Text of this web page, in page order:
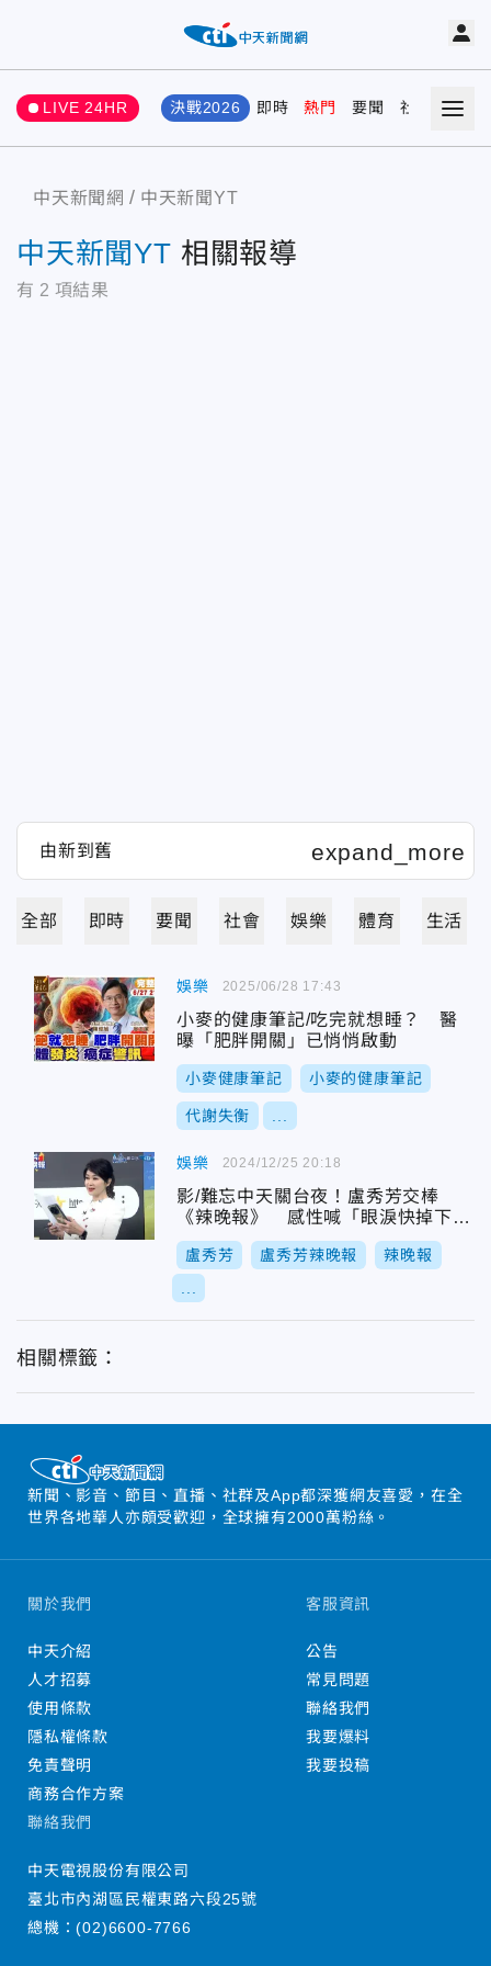
LIVE 24HR 決戰2026 即時 熱門 要聞 社會 娛樂
中天新聞網 中天新聞YT
中天新聞YT 相關報導
有 2 項結果
全部 即時 要聞 社會 娛樂 體育 生活
娛樂
小麥的健康筆記/吃完就想睡？ 醫
曝「肥胖開關」已悄悄啟動
小麥健康筆記 小麥的健康筆記
代謝失衡
2025/06/28 17:43
娛樂
影/難忘中天關台夜！盧秀芳交棒
《辣晚報》 感性喊「眼淚快掉下
來」
盧秀芳 盧秀芳辣晚報 辣晚報
2024/12/25 20:18
相關標籤：
新聞、影音、節目、直播、社群及App都深獲網友喜愛，在全
世界各地華人亦頗受歡迎，全球擁有2000萬粉絲。
關於我們
中天介紹
人才招募
使用條款
隱私權條款
免責聲明
商務合作方案
客服資訊
公告
常見問題
聯絡我們
我要爆料
我要投稿
聯絡我們
中天電視股份有限公司
臺北市內湖區民權東路六段25號
總機：(02)6600-7766